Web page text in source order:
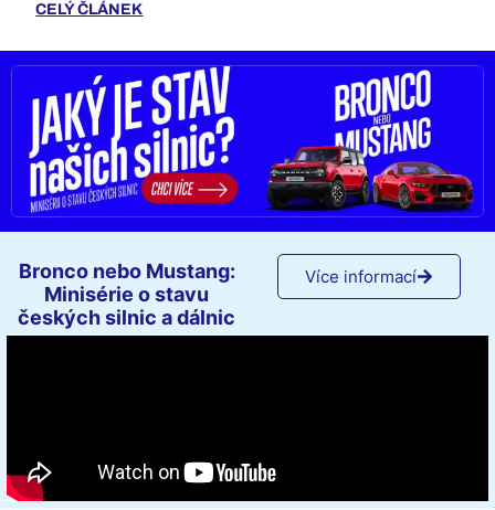
CELÝ ČLÁNEK
Bronco nebo Mustang:
Minisérie o stavu
českých silnic a dálnic
Více informací